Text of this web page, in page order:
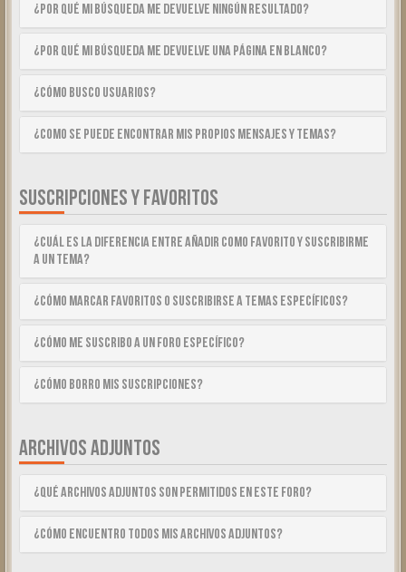
¿Por qué mi búsqueda me devuelve ningún resultado?
¿Por qué mi búsqueda me devuelve una página en blanco?
¿Cómo busco usuarios?
¿Como se puede encontrar mis propios mensajes y temas?
SUSCRIPCIONES Y FAVORITOS
¿Cuál es la diferencia entre añadir como Favorito y suscribirme
a un tema?
¿Cómo marcar Favoritos o suscribirse a temas específicos?
¿Cómo me suscribo a un foro específico?
¿Cómo borro mis suscripciones?
ARCHIVOS ADJUNTOS
¿Qué archivos adjuntos son permitidos en este foro?
¿Cómo encuentro todos mis archivos adjuntos?